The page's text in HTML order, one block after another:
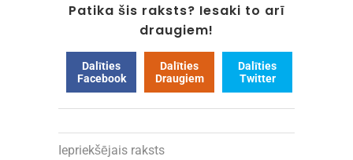
Patika šis raksts? Iesaki to arī
draugiem!
Dalīties
Facebook
Dalīties
Draugiem
Dalīties
Twitter
Iepriekšējais raksts